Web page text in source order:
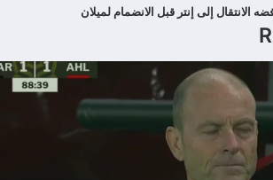
الانتقال إلى إنتر قبل الانضمام لميلان